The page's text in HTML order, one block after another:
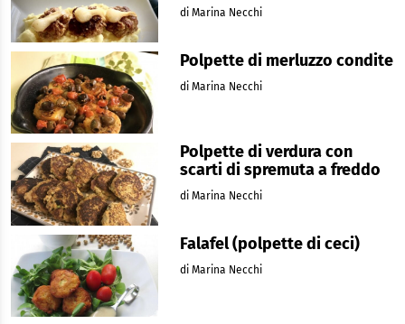
di Marina Necchi
Polpette di merluzzo condite
di Marina Necchi
Polpette di verdura con
scarti di spremuta a freddo
di Marina Necchi
Falafel (polpette di ceci)
di Marina Necchi